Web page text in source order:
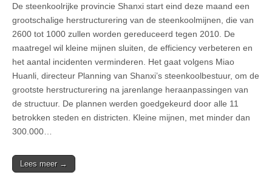
De steenkoolrijke provincie Shanxi start eind deze maand een
grootschalige herstructurering van de steenkoolmijnen, die van
2600 tot 1000 zullen worden gereduceerd tegen 2010. De
maatregel wil kleine mijnen sluiten, de efficiency verbeteren en
het aantal incidenten verminderen. Het gaat volgens Miao
Huanli, directeur Planning van Shanxi’s steenkoolbestuur, om de
grootste herstructurering na jarenlange heraanpassingen van
de structuur. De plannen werden goedgekeurd door alle 11
betrokken steden en districten. Kleine mijnen, met minder dan
300.000…
Lees meer →